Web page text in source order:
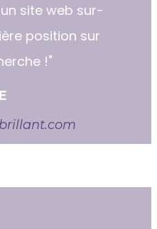
site web sur-
position sur
!"